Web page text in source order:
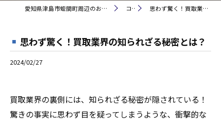
愛知県津島市蛭間町周辺のお買取りなら買取大吉 ヤマナカ神守店 コラム 思わず驚く！買取業界の知られざる秘密とは？
思わず驚く！買取業界の知られざる秘密とは？
2024/02/27
買取業界の裏側には、知られざる秘密が隠されている！
驚きの事実に思わず目を疑ってしまうような、衝撃的な